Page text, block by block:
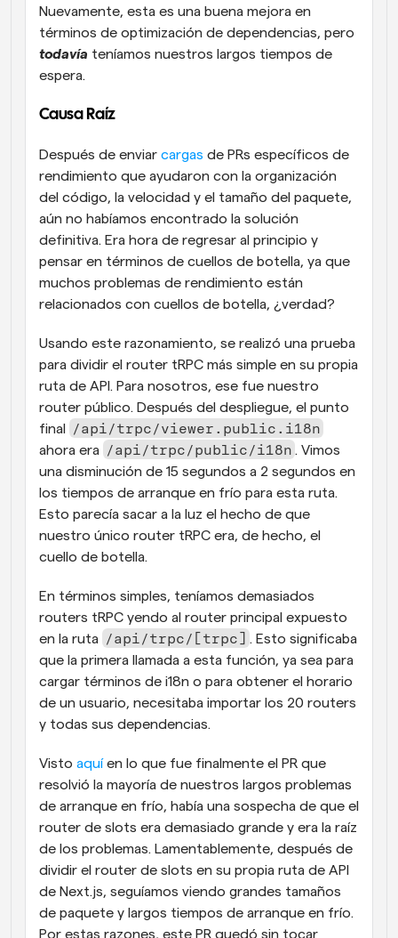
Nuevamente, esta es una buena mejora en
todavía teníamos nuestros largos tiempos de
espera.
Causa Raíz
Después de enviar cargas de PRs específicos de
rendimiento que ayudaron con la organización
del código, la velocidad y el tamaño del paquete,
aún no habíamos encontrado la solución
definitiva. Era hora de regresar al principio y
pensar en términos de cuellos de botella, ya que
muchos problemas de rendimiento están
relacionados con cuellos de botella, ¿verdad?
Usando este razonamiento, se realizó una prueba
para dividir el router tRPC más simple en su propia
ruta de API. Para nosotros, ese fue nuestro
router público. Después del despliegue, el punto
final
/api/trpc/viewer.public.i18n
ahora era /api/trpc/public/i18n . Vimos
una disminución de 15 segundos a 2 segundos en
los tiempos de arranque en frío para esta ruta.
Esto parecía sacar a la luz el hecho de que
nuestro único router tRPC era, de hecho, el
cuello de botella.
En términos simples, teníamos demasiados
routers tRPC yendo al router principal expuesto
en la ruta
/api/trpc/[trpc] . Esto significaba
que la primera llamada a esta función, ya sea para
cargar términos de i18n o para obtener el horario
de un usuario, necesitaba importar los 20 routers
y todas sus dependencias.
Visto aquí en lo que fue finalmente el PR que
resolvió la mayoría de nuestros largos problemas
de arranque en frío, había una sospecha de que el
router de slots era demasiado grande y era la raíz
de los problemas. Lamentablemente, después de
dividir el router de slots en su propia ruta de API
de Next.js, seguíamos viendo grandes tamaños
de paquete y largos tiempos de arranque en frío.
Por estas razones, este PR quedó sin tocar